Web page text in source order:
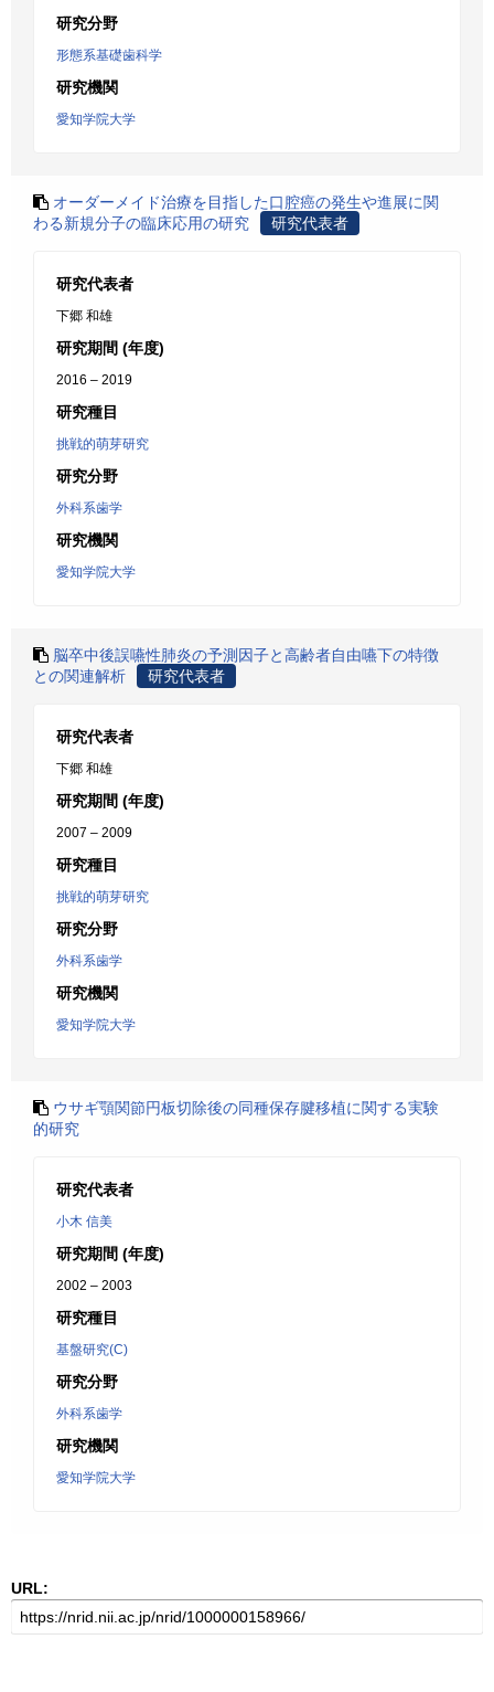
研究分野
形態系基礎歯科学
研究機関
愛知学院大学
オーダーメイド治療を目指した口腔癌の発生や進展に関
わる新規分子の臨床応用の研究
研究代表者
研究代表者
下郷 和雄
研究期間 (年度)
2016 – 2019
研究種目
挑戦的萌芽研究
研究分野
外科系歯学
研究機関
愛知学院大学
脳卒中後誤嚥性肺炎の予測因子と高齢者自由嚥下の特徴
との関連解析
研究代表者
研究代表者
下郷 和雄
研究期間 (年度)
2007 – 2009
研究種目
挑戦的萌芽研究
研究分野
外科系歯学
研究機関
愛知学院大学
ウサギ顎関節円板切除後の同種保存腱移植に関する実験
的研究
研究代表者
小木 信美
研究期間 (年度)
2002 – 2003
研究種目
基盤研究(C)
研究分野
外科系歯学
研究機関
愛知学院大学
URL: